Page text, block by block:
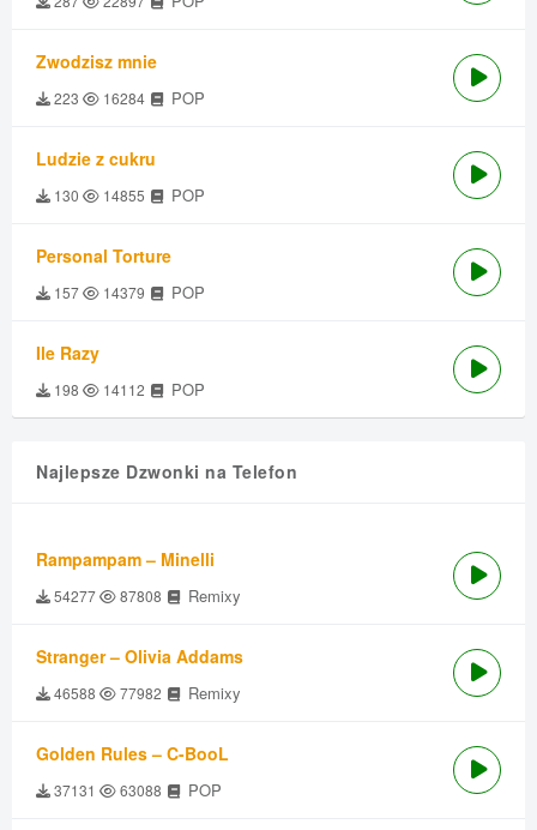
Zwodzisz mnie
223 16284 POP
Ludzie z cukru
130 14855 POP
Personal Torture
157 14379 POP
Ile Razy
198 14112 POP
Najlepsze Dzwonki na Telefon
Rampampam – Minelli
54277 87808 Remixy
Stranger – Olivia Addams
46588 77982 Remixy
Golden Rules – C-BooL
37131 63088 POP